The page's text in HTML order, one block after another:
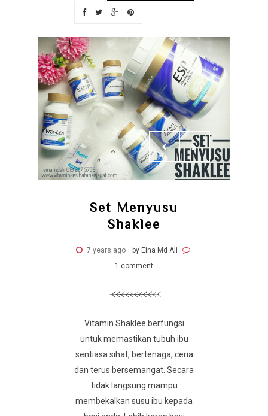
Set Menyusu
Shaklee
7 years ago
by Eina Md Ali
1 comment
Vitamin Shaklee berfungsi
untuk memastikan tubuh ibu
sentiasa sihat, bertenaga, ceria
dan terus bersemangat. Secara
tidak langsung mampu
membekalkan susu ibu kepada